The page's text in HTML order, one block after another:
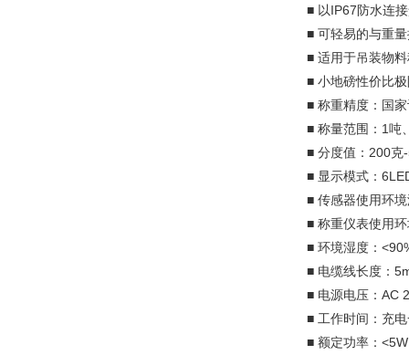
■ 以IP67防水连
■ 可轻易的与重
■ 适用于吊装物
■ 小地磅性价比
■ 称重精度：国
■ 称量范围：1吨
■ 分度值：200克
■ 显示模式：
■ 传感器使用环
■ 称重仪表使用
■ 环境湿度：
■ 电缆线长度：
■ 电源电压：AC
■ 工作时间：充
■ 额定功率：